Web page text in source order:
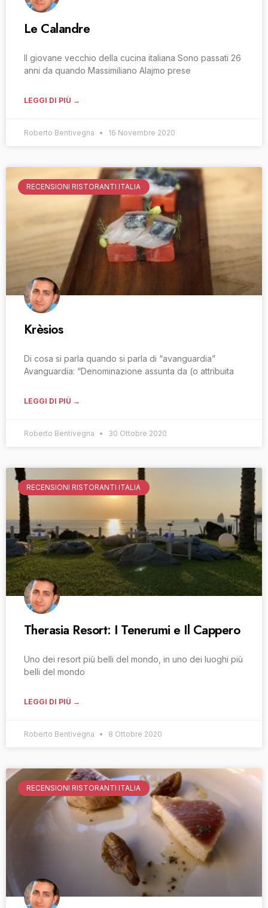
Le Calandre
Il giovane vecchio della cucina italiana Sono passati 26
anni da quando Massimiliano Alajmo prese
LEGGI DI PIÙ →
Roberto Bentivegna 16 Novembre 2020
RECENSIONI RISTORANTI ITALIA
Krèsios
Di cosa si parla quando si parla di “avanguardia”
Avanguardia: “Denominazione assunta da (o attribuita
LEGGI DI PIÙ →
Roberto Bentivegna 30 Ottobre 2020
RECENSIONI RISTORANTI ITALIA
Therasia Resort: I Tenerumi e Il Cappero
Uno dei resort più belli del mondo, in uno dei luoghi più
belli del mondo
LEGGI DI PIÙ →
Roberto Bentivegna 8 Ottobre 2020
RECENSIONI RISTORANTI ITALIA